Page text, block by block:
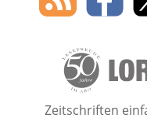
des
Leserservice
Zeitschriften